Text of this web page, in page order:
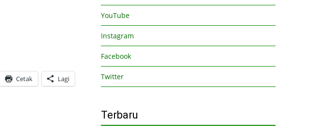
Cetak Lagi
YouTube
Instagram
Facebook
Twitter
Terbaru